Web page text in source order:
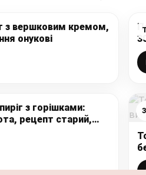
з вершковим кремом,
онукові
з горішками:
рецепт старий,
готую часто поки